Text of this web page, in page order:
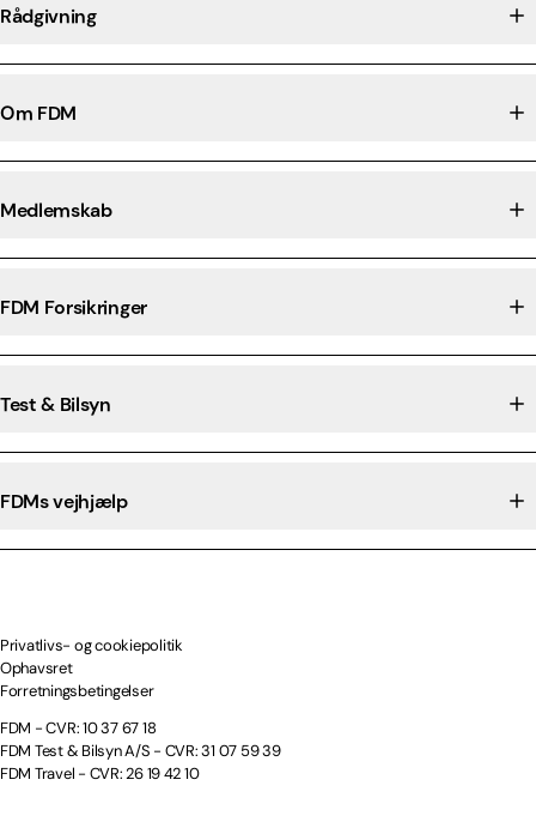
Rådgivning
Om FDM
Medlemskab
FDM Forsikringer
Test & Bilsyn
FDMs vejhjælp
Privatlivs- og cookiepolitik
Ophavsret
Forretningsbetingelser
FDM - CVR: 10 37 67 18
FDM Test & Bilsyn A/S - CVR: 31 07 59 39
FDM Travel - CVR: 26 19 42 10